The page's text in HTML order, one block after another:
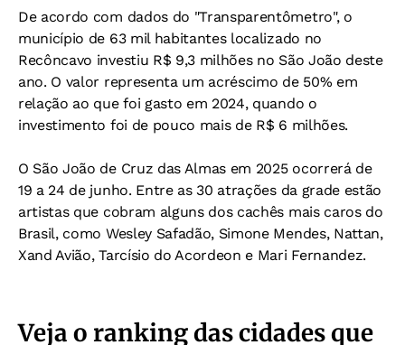
De acordo com dados do "Transparentômetro", o
município de 63 mil habitantes localizado no
Recôncavo investiu R$ 9,3 milhões no São João deste
ano. O valor representa um acréscimo de 50% em
relação ao que foi gasto em 2024, quando o
investimento foi de pouco mais de R$ 6 milhões.
O São João de Cruz das Almas em 2025 ocorrerá de
19 a 24 de junho. Entre as 30 atrações da grade estão
artistas que cobram alguns dos cachês mais caros do
Brasil, como Wesley Safadão, Simone Mendes, Nattan,
Xand Avião, Tarcísio do Acordeon e Mari Fernandez.
Veja o ranking das cidades que